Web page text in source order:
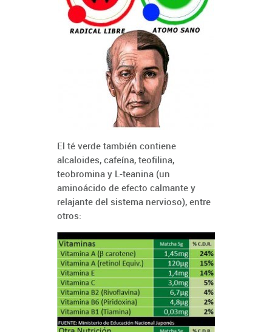
El té verde también contiene
alcaloides, cafeína, teofilina,
teobromina y L-teanina (un
aminoácido de efecto calmante y
relajante del sistema nervioso), entre
otros: